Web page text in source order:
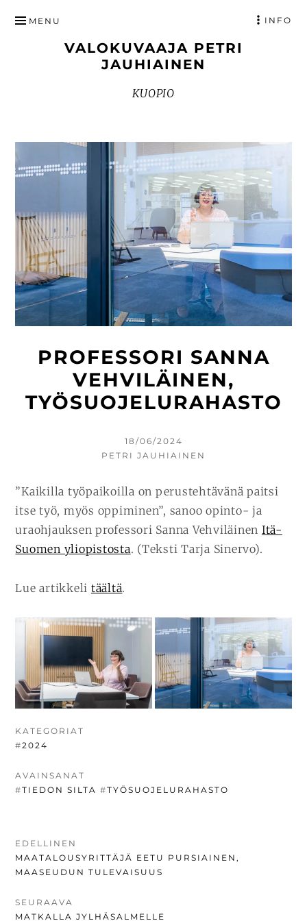
SISÄLTÖÖN
VALOKUVAAJA PETRI
JAUHIAINEN
KUOPIO
MENU INFO
PROFESSORI SANNA
VEHVILÄINEN,
TYÖSUOJELURAHASTO
KIRJOITETTU
18/06/2024
KIRJOITTAJA
PETRI JAUHIAINEN
”Kaikilla työpaikoilla on perustehtävänä paitsi
itse työ, myös oppiminen”, sanoo opinto- ja
uraohjauksen professori Sanna Vehviläinen Itä-
Suomen yliopistosta. (Teksti Tarja Sinervo).
Lue artikkeli täältä.
KATEGORIAT
#2024
AVAINSANAT
#TIEDON SILTA #TYÖSUOJELURAHASTO
ARTIKKELIEN
SELAUS
EDELLINEN
EDELLINEN
UUTINEN:
MAATALOUSYRITTÄJÄ EETU PURSIAINEN,
MAASEUDUN TULEVAISUUS
SEURAAVA
SEURAAVA
MATKALLA JYLHÄSALMELLE